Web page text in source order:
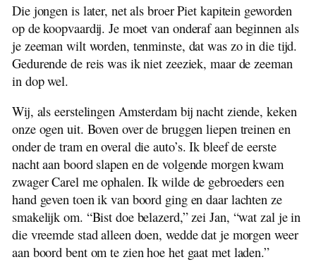
Die jongen is later, net als broer Piet kapitein geworden
op de koopvaardij. Je moet van onderaf aan beginnen als
je zeeman wilt worden, tenminste, dat was zo in die tijd.
Gedurende de reis was ik niet zeeziek, maar de zeeman
in dop wel.
Wij, als eerstelingen Amsterdam bij nacht ziende, keken
onze ogen uit. Boven over de bruggen liepen treinen en
onder de tram en overal die auto’s. Ik bleef de eerste
nacht aan boord slapen en de volgende morgen kwam
zwager Carel me ophalen. Ik wilde de gebroeders een
hand geven toen ik van boord ging en daar lachten ze
smakelijk om. “Bist doe belazerd,” zei Jan, “wat zal je in
die vreemde stad alleen doen, wedde dat je morgen weer
aan boord bent om te zien hoe het gaat met laden.”